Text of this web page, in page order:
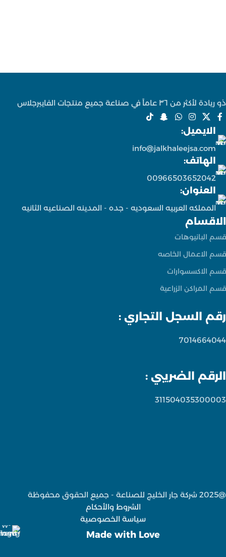
ذو ريادة لأكثر من ٣٦ عاماً في صناعة جميع منتجات الفايبرجلاس
الايميل:
info@jalkhaleejsa.com
الهاتف:
00966503652042
العنوان:
المملكه العربيه السعوديه - جده - المدينه الصناعيه الثانيه
الاقسام
قسم البانيوهات
قسم الاعمال الخاصه
قسم الاكسسوارات
قسم المراكن الزراعية
رقم السجل التجاري :
7014664044
الرقم الضريبي :
311504035300003
@2025 شركة جار الخليج للصناعة - جميع الحقوق محفوظة
الشروط والأحكام
سياسة الخصوصية
Made with Love